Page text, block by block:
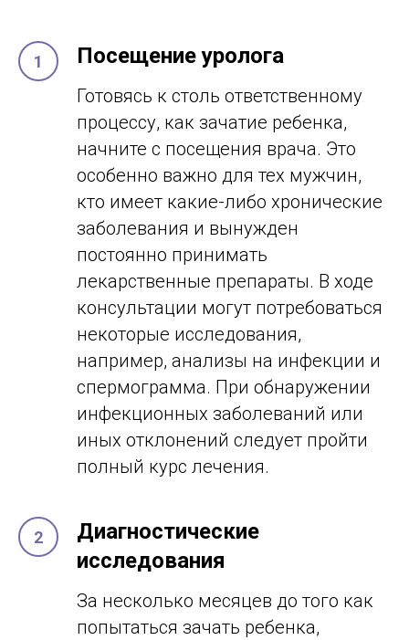
Посещение уролога
Готовясь к столь ответственному
процессу, как зачатие ребенка,
начните с посещения врача. Это
особенно важно для тех мужчин,
кто имеет какие-либо хронические
заболевания и вынужден
постоянно принимать
лекарственные препараты. В ходе
консультации могут потребоваться
некоторые исследования,
например, анализы на инфекции и
спермограмма. При обнаружении
инфекционных заболеваний или
иных отклонений следует пройти
полный курс лечения.
Диагностические
исследования
За несколько месяцев до того как
попытаться зачать ребенка,